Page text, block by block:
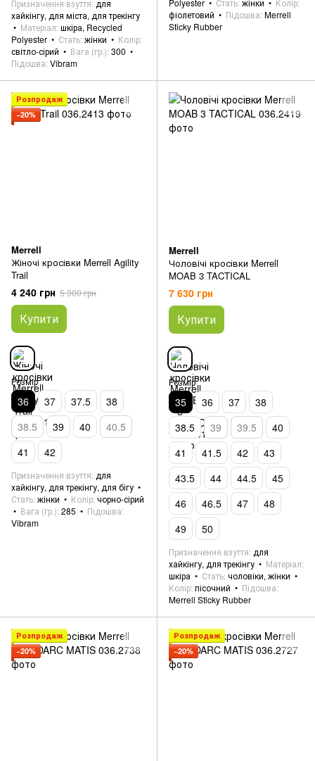
Призначення взуття для
хайкінгу, для міста, для трекінгу
Матеріал шкіра, Recycled
Polyester
Стать жінки
Колір
світло-сірий
Вага (гр.) 300
Підошва Vibram
фіолетовий
Підошва Merrell
Sticky Rubber
Розпродаж
−20%
Merrell
Жіночі кросівки Merrell Agility
Trail
4 240 грн 5 300 грн
Купити
Розмір
36 37 37.5
38
38.5
39 40
40.5
41
42
Призначення взуття для
хайкінгу, для трекінгу, для бігу
Стать жінки Колір чорно-сірий
Вага (гр.) 285
Підошва
Vibram
Merrell
Чоловічі кросівки Merrell
MOAB 3 TACTICAL
7 630 грн
Купити
Розмір
35 36 37
38
38.5
39 39.5
40
41
41.5 42
43
43.5
44 44.5
45
46
46.5 47
48
49
50
Призначення взуття для
хайкінгу, для трекінгу
Матеріал
шкіра
Стать чоловіки, жінки
Колір пісочний
Підошва
Merrell Sticky Rubber
Розпродаж
−20%
Розпродаж
−20%